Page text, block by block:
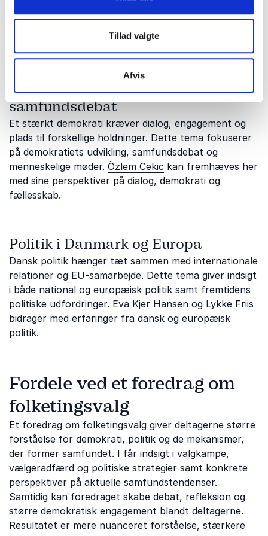
Tillad valgte
Afvis
vælgerkommunikation.
kan bidrager med indsigtsfulde perspektiver på
kommunikation, medier og politik.
Demokrati, dialog og
samfundsdebat
Et stærkt demokrati kræver dialog, engagement og
plads til forskellige holdninger. Dette tema fokuserer
på demokratiets udvikling, samfundsdebat og
menneskelige møder. Özlem Cekic kan fremhæves her
med sine perspektiver på dialog, demokrati og
fællesskab.
Politik i Danmark og Europa
Dansk politik hænger tæt sammen med internationale
relationer og EU-samarbejde. Dette tema giver indsigt
i både national og europæisk politik samt fremtidens
politiske udfordringer. Eva Kjer Hansen og Lykke Friis
bidrager med erfaringer fra dansk og europæisk
politik.
Fordele ved et foredrag om
folketingsvalg
Et foredrag om folketingsvalg giver deltagerne større
forståelse for demokrati, politik og de mekanismer,
der former samfundet. I får indsigt i valgkampe,
vælgeradfærd og politiske strategier samt konkrete
perspektiver på aktuelle samfundstendenser.
Samtidig kan foredraget skabe debat, refleksion og
større demokratisk engagement blandt deltagerne.
Resultatet er mere nuanceret forståelse, stærkere